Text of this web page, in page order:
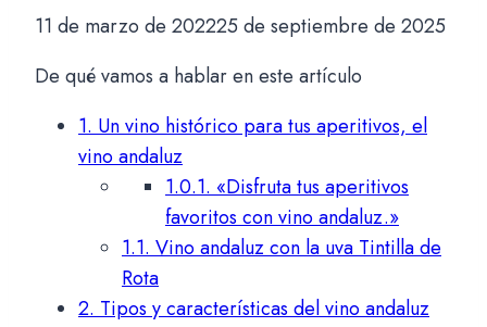
11 de marzo de 202225 de septiembre de 2025
De qué vamos a hablar en este artículo
1.Un vino histórico para tus aperitivos, el
vino andaluz
1.0.1.«Disfruta tus aperitivos
favoritos con vino andaluz.»
1.1.Vino andaluz con la uva Tintilla de
Rota
2.Tipos y características del vino andaluz